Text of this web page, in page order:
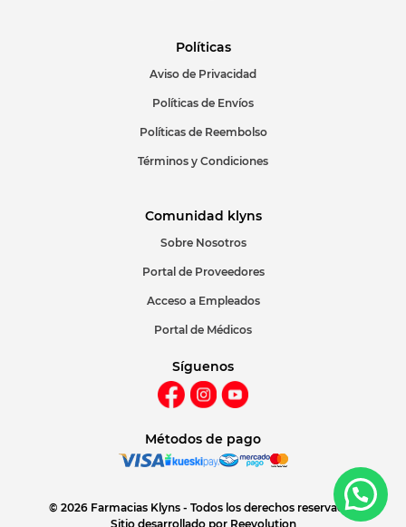
Políticas
Aviso de Privacidad
Políticas de Envíos
Políticas de Reembolso
Términos y Condiciones
Comunidad klyns
Sobre Nosotros
Portal de Proveedores
Acceso a Empleados
Portal de Médicos
Síguenos
Métodos de pago
© 2026 Farmacias Klyns - Todos los derechos reservados
Sitio desarrollado por Reevolution